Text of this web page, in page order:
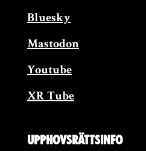
Bluesky
Mastodon
Youtube
XR Tube
Upphovsrättsinfo